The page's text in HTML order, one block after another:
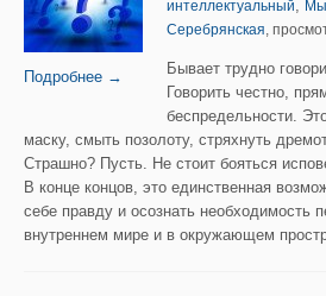
Подробнее →
интеллектуальный,
Серебрянская,
Бывает трудно
Говорить честно,
беспредельности.
маску, смыть позолоту, стряхнуть
Страшно? Пусть. Не стоит бояться
В конце концов, это единственная
себе правду и осознать необходимость
внутреннем мире и в окружающем